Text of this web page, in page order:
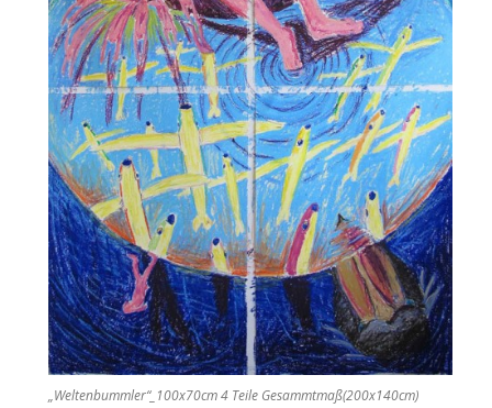
„Weltenbummler“_100x70cm 4 Teile Gesammtmaß(200x140cm)